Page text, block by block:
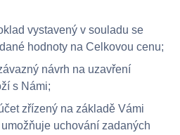
vystavený v souladu se
hodnoty na Celkovou cenu;
návrh na uzavření
s Námi;
zřízený na základě Vámi
uchování zadaných